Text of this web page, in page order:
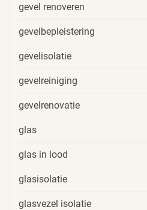
gevel renoveren
gevelbepleistering
gevelisolatie
gevelreiniging
gevelrenovatie
glas
glas in lood
glasisolatie
glasvezel isolatie